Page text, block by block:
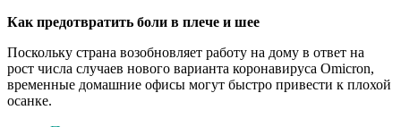
Как предотвратить боли в плече и шее
Поскольку страна возобновляет работу на дому в ответ на
рост числа случаев нового варианта коронавируса Omicron,
временные домашние офисы могут быстро привести к плохой
осанке.